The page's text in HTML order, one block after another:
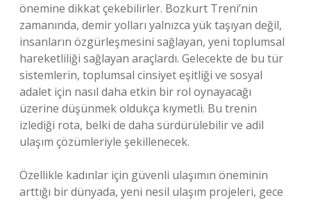
önemine dikkat çekebilirler. Bozkurt Treni’nin
zamanında, demir yolları yalnızca yük taşıyan değil,
insanların özgürleşmesini sağlayan, yeni toplumsal
hareketliliği sağlayan araçlardı. Gelecekte de bu tür
sistemlerin, toplumsal cinsiyet eşitliği ve sosyal
adalet için nasıl daha etkin bir rol oynayacağı
üzerine düşünmek oldukça kıymetli. Bu trenin
izlediği rota, belki de daha sürdürülebilir ve adil
ulaşım çözümleriyle şekillenecek.
Özellikle kadınlar için güvenli ulaşımın öneminin
arttığı bir dünyada, yeni nesil ulaşım projeleri, gece